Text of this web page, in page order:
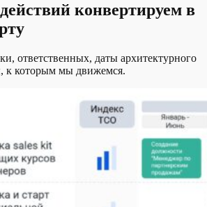
конвертируем в
ответственных, даты архитектурного
к которым мы движемся.